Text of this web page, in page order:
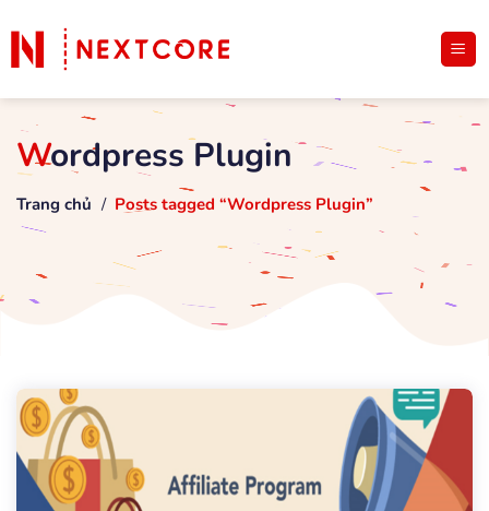
Wordpress Plugin
Trang chủ / Posts tagged “Wordpress Plugin”